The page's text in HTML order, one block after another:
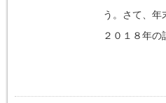
う。さて、年
２０１８年の